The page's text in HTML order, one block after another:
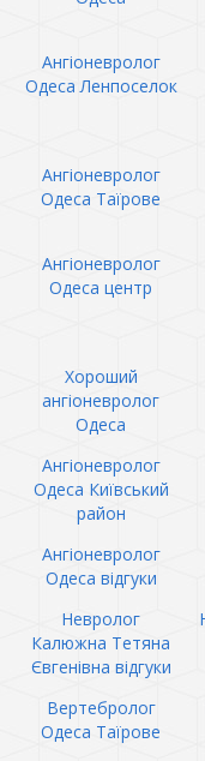
Ангіоневролог
Одеса Ленпоселок
Ангіоневролог
Одеса Таїрове
Ангіоневролог
Одеса центр
Хороший
ангіоневролог
Одеса
Ангіоневролог
Одеса Київський
район
Ангіоневролог
Одеса відгуки
Невролог
Калюжна Тетяна
Євгенівна відгуки
Вертебролог
Одеса Таїрове